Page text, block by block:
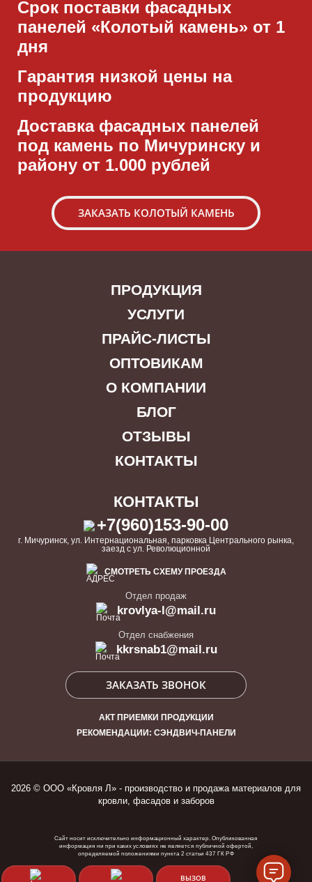
Срок поставки фасадных
панелей «Колотый камень» от 1
дня
Гарантия низкой цены на
продукцию
Доставка фасадных панелей
под камень по Мичуринску и
району от 1.000 рублей
ЗАКАЗАТЬ КОЛОТЫЙ КАМЕНЬ
ПРОДУКЦИЯ
УСЛУГИ
ПРАЙС-ЛИСТЫ
ОПТОВИКАМ
О КОМПАНИИ
БЛОГ
ОТЗЫВЫ
КОНТАКТЫ
КОНТАКТЫ
+7(960)153-90-00
г. Мичуринск, ул. Интернациональная, парковка Центрального рынка,
заезд с ул. Революционной
СМОТРЕТЬ СХЕМУ ПРОЕЗДА
Отдел продаж
krovlya-l@mail.ru
Отдел снабжения
kkrsnab1@mail.ru
ЗАКАЗАТЬ ЗВОНОК
АКТ ПРИЕМКИ ПРОДУКЦИИ
РЕКОМЕНДАЦИИ: СЭНДВИЧ-ПАНЕЛИ
2026 © ООО «Кровля Л» - производство и продажа материалов для
кровли, фасадов и заборов
Сайт носит исключительно информационный характер. Опубликованная
информация ни при каких условиях не является публичной офертой,
определяемой положениями пункта 2 статьи 437 ГК РФ
ВЫЗОВ